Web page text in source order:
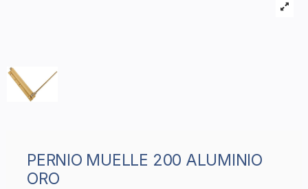
PERNIO MUELLE 200 ALUMINIO
ORO